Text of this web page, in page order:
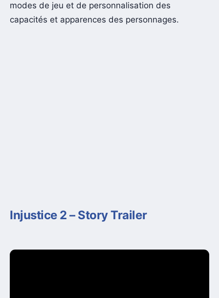
modes de jeu et de personnalisation des
capacités et apparences des personnages.
Injustice 2 – Story Trailer